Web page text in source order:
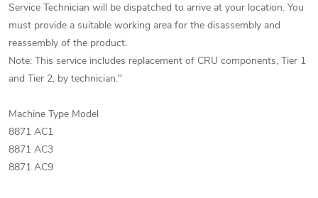
Service Technician will be dispatched to arrive at your location. You
must provide a suitable working area for the disassembly and
reassembly of the product.
Note: This service includes replacement of CRU components, Tier 1
and Tier 2, by technician."
Machine Type Model
8871 AC1
8871 AC3
8871 AC9